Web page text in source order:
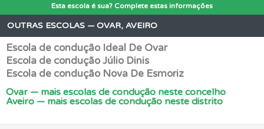
Esta escola é sua? Complete estas informações
OUTRAS ESCOLAS — OVAR, AVEIRO
Escola de condução Ideal De Ovar
Escola de condução Júlio Dinis
Escola de condução Nova De Esmoriz
Ovar — mais escolas de condução neste concelho
Aveiro — mais escolas de condução neste distrito